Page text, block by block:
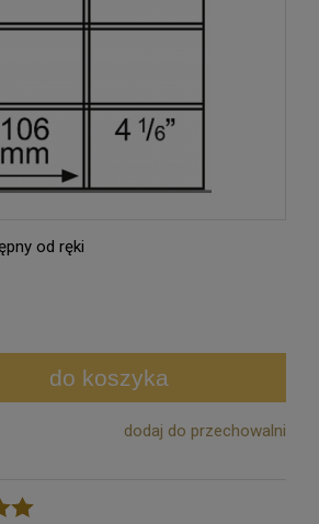
od ręki
do koszyka
dodaj do przechowalni